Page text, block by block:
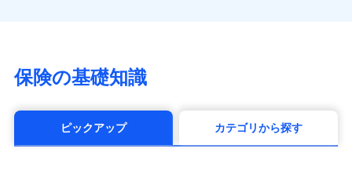
マニュライフ生命保険株式会社
（https://www.manulife.co.jp/）
（https://www.msa-life.co.jp/）
メットライフ生命株式会社(https://www.metlife.co.jp/)
保険の基礎知識
ピックアップ カテゴリから探す